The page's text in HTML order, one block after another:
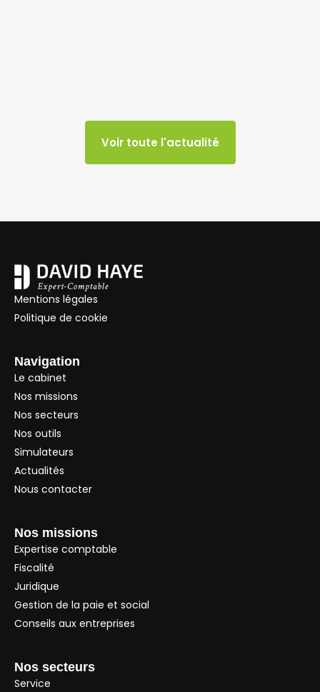
Voir toute l'actualité
Mentions légales
Politique de cookie
Navigation
Le cabinet
Nos missions
Nos secteurs
Nos outils
Simulateurs
Actualités
Nous contacter
Nos missions
Expertise comptable
Fiscalité
Juridique
Gestion de la paie et social
Conseils aux entreprises
Nos secteurs
Service